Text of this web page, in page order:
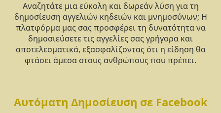
Αναζητάτε μια εύκολη και δωρεάν λύση για τη
δημοσίευση αγγελιών κηδειών και μνημοσύνων; Η
πλατφόρμα μας σας προσφέρει τη δυνατότητα να
δημοσιεύσετε τις αγγελίες σας γρήγορα και
αποτελεσματικά, εξασφαλίζοντας ότι η είδηση θα
φτάσει άμεσα στους ανθρώπους που πρέπει.
Αυτόματη Δημοσίευση σε Facebook